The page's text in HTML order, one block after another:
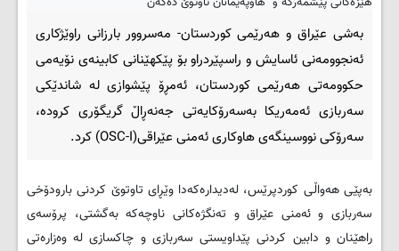
بەشی عێراق و هەرێمی کوردستان- مەسروور بارزانی راوێژکاری
ئەنجوومەنی ئاسایش و راسپێردراو بۆ پێکهێنانی کابینەی نۆیەمی
حکوومەتی هەرێمی کوردستان، ئه‌مڕۆ پێشوازی لە شاندێکی
سەربازی ئەمه‌ریکا بەسەرۆکایەتی جەنەڕاڵ گریگۆری کرودە،
سەرۆکی نووسینگەی هاوکاری ئەمنی عێراقی(OSC-I) کرد.
بەپێی هەواڵی کوردپرێس، لەدیدارەکەدا وێڕای تاوتوێ کردنی بارودۆخی
سەربازی و ئەمنی عێراق و تەنگژەکانی ناوچەکە بەگشتی، پرۆسەی
راهێنان و دابین کردنی پێداویستی سەربازی و چاکسازی لە وەزارەتی